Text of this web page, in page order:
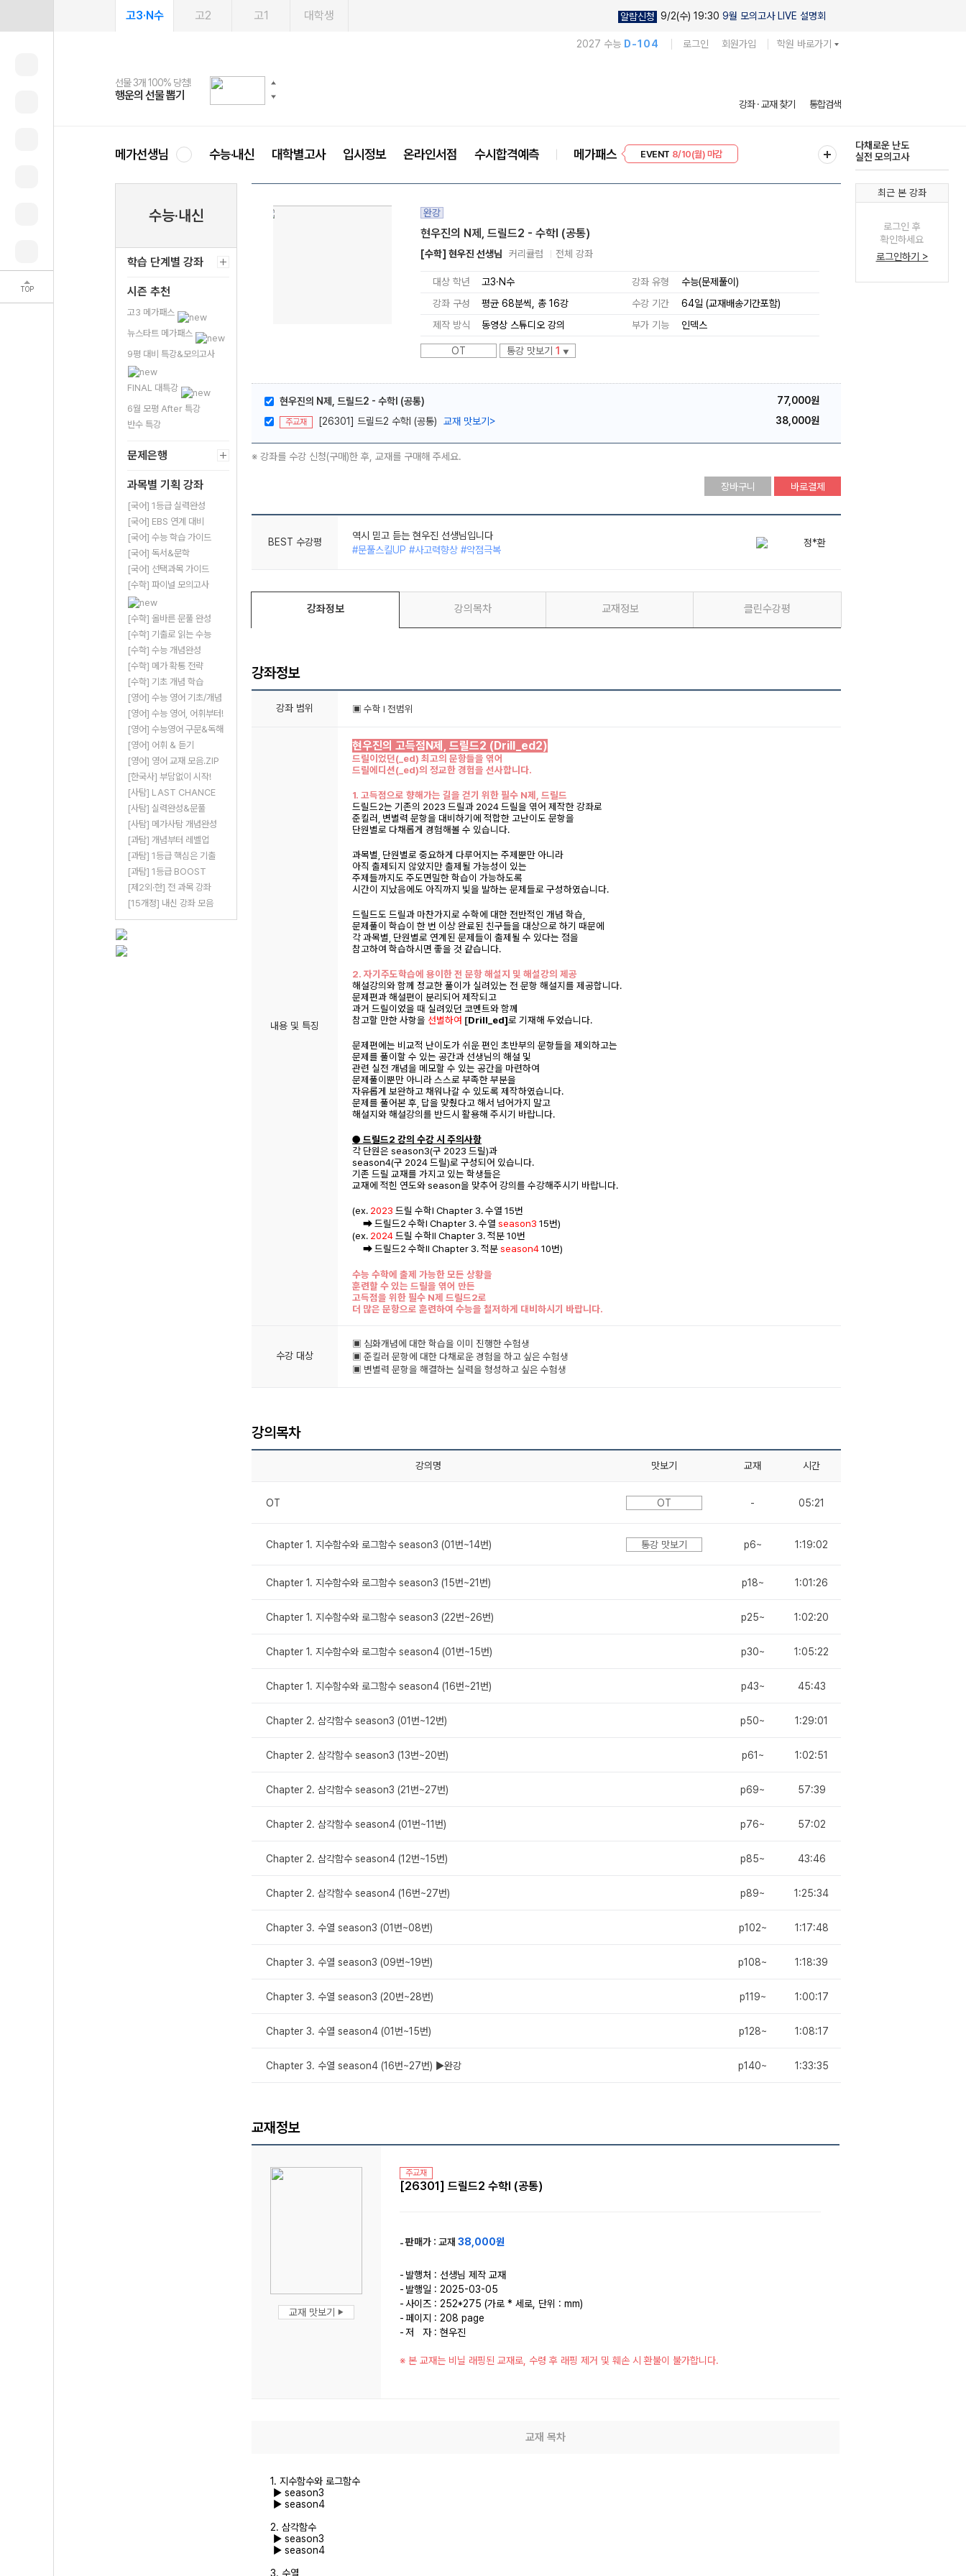
TOP
고3·N수 고2 고1 대학생 알람신청 9/2(수) 19:30 9월 모의고사 LIVE 설명회
2027 수능 D-104 로그인 회원가입 학원 바로가기
메가스터디
선물 3개 100% 당첨!
행운의 선물 뽑기
선물 100% 증정!
메가스터디 X 올리브
여름방학 스터디 캐시백
메가런 썸머스쿨
2027 러셀 단과
강사 공개선발
스마트러닝앱
설문 EVENT
메가패스
3일 무료 체험권
메가패스 수강생 무료혜택!
메가클럽 멤버십
사회공헌 캠페인
희망이룸 메가나눔
강좌 · 교재 찾기 통합검색
메가선생님 수능·내신 대학별고사 입시정보 온라인서점 수시합격예측 메가패스
EVENT 8/10(월) 마감
다채로운 난도
실전 모의고사
수능·내신
학습 단계별 강좌
시즌 추천
고3 메가패스
뉴스타트 메가패스
9평 대비 특강&모의고사
FINAL 대특강
6월 모평 After 특강
반수 특강
문제은행
과목별 기획 강좌
[국어] 1등급 실력완성
[국어] EBS 연계 대비
[국어] 수능 학습 가이드
[국어] 독서&문학
[국어] 선택과목 가이드
[수학] 파이널 모의고사
[수학] 올바른 문풀 완성
[수학] 기출로 읽는 수능
[수학] 수능 개념완성
[수학] 메가 확통 전략
[수학] 기초 개념 학습
[영어] 수능 영어 기초/개념
[영어] 수능 영어, 어휘부터!
[영어] 수능영어 구문&독해
[영어] 어휘 & 듣기
[영어] 영어 교재 모음.ZIP
[한국사] 부담없이 시작!
[사탐] LAST CHANCE
[사탐] 실력완성&문풀
[사탐] 메가사탐 개념완성
[과탐] 개념부터 레벨업
[과탐] 1등급 핵심은 기출
[과탐] 1등급 BOOST
[제2외·한] 전 과목 강좌
[15개정] 내신 강좌 모음
완강
현우진의 N제, 드릴드2 - 수학l (공통)
[수학] 현우진 선생님 커리큘럼 전체 강좌
대상 학년 고3·N수 강좌 유형
수능(문제풀이)
강좌 구성
평균 68분씩, 총 16강 수강 기간
64일 (교재배송기간포함)
제작 방식
동영상 스튜디오 강의 부가 기능 인덱스
OT 통강 맛보기 1 ▼
현우진의 N제, 드릴드2 - 수학l (공통) 77,000원
주교재 [26301] 드릴드2 수학Ⅰ (공통) 교재 맛보기 > 38,000원
※ 강좌를 수강 신청(구매)한 후, 교재를 구매해 주세요.
장바구니 바로결제
BEST 수강평
역시 믿고 듣는 현우진 선생님입니다
#문풀스킬UP #사고력향상 #약점극복
정*환
역시 믿고 듣는 현우진 선생님입니다
#문풀스킬UP #사고력향상 #약점극복
강좌정보 강의목차 교재정보 클린수강평
강좌정보
강좌 범위 ▣ 수학 l 전범위
내용 및 특징
현우진의 고득점N제, 드릴드2 (Drill_ed2)
드릴이었던(_ed) 최고의 문항들을 엮어
드릴에디션(_ed)의 정교한 경험을 선사합니다.
1. 고득점으로 향해가는 길을 걷기 위한 필수 N제, 드릴드
드릴드2는 기존의 2023 드릴과 2024 드릴을 엮어 제작한 강좌로
준킬러, 변별력 문항을 대비하기에 적합한 고난이도 문항을
단원별로 다채롭게 경험해볼 수 있습니다.
과목별, 단원별로 중요하게 다루어지는 주제뿐만 아니라
아직 출제되지 않았지만 출제될 가능성이 있는
주제들까지도 주도면밀한 학습이 가능하도록
시간이 지났음에도 아직까지 빛을 발하는 문제들로 구성하였습니다.
드릴드도 드릴과 마찬가지로 수학에 대한 전반적인 개념 학습,
문제풀이 학습이 한 번 이상 완료된 친구들을 대상으로 하기 때문에
각 과목별, 단원별로 연계된 문제들이 출제될 수 있다는 점을
참고하여 학습하시면 좋을 것 같습니다.
2. 자기주도학습에 용이한 전 문항 해설지 및 해설강의 제공
해설강의와 함께 정교한 풀이가 실려있는 전 문항 해설지를 제공합니다.
문제편과 해설편이 분리되어 제작되고
과거 드릴이었을 때 실려있던 코멘트와 함께
참고할 만한 사항을 선별하여 [Drill_ed]로 기재해 두었습니다.
문제편에는 비교적 난이도가 쉬운 편인 초반부의 문항들을 제외하고는
문제를 풀이할 수 있는 공간과 선생님의 해설 및
관련 실전 개념을 메모할 수 있는 공간을 마련하여
문제풀이뿐만 아니라 스스로 부족한 부분을
자유롭게 보완하고 채워나갈 수 있도록 제작하였습니다.
문제를 풀어본 후, 답을 맞췄다고 해서 넘어가지 말고
해설지와 해설강의를 반드시 활용해 주시기 바랍니다.
● 드릴드2 강의 수강 시 주의사항
각 단원은 season3(구 2023 드릴)과
season4(구 2024 드릴)로 구성되어 있습니다.
기존 드릴 교재를 가지고 있는 학생들은
교재에 적힌 연도와 season을 맞추어 강의를 수강해주시기 바랍니다.
(ex. 2023 드릴 수학Ⅰ Chapter 3. 수열 15번
➡ 드릴드2 수학Ⅰ Chapter 3. 수열 season3 15번)
(ex. 2024 드릴 수학Ⅱ Chapter 3. 적분 10번
➡ 드릴드2 수학Ⅱ Chapter 3. 적분season410번)
수능 수학에 출제 가능한 모든 상황을
훈련할 수 있는 드릴을 엮어 만든
고득점을 위한 필수 N제 드릴드2로
더 많은 문항으로 훈련하여 수능을 철저하게 대비하시기 바랍니다.
수강 대상
▣ 심화개념에 대한 학습을 이미 진행한 수험생
▣ 준킬러 문항에 대한 다채로운 경험을 하고 싶은 수험생
▣ 변별력 문항을 해결하는 실력을 형성하고 싶은 수험생
강의목차
강의명 맛보기 교재 시간
OT OT - 05:21
Chapter 1. 지수함수와 로그함수 season3 (01번~14번) 통강 맛보기 p6~ 1:19:02
Chapter 1. 지수함수와 로그함수 season3 (15번~21번) p18~ 1:01:26
Chapter 1. 지수함수와 로그함수 season3 (22번~26번) p25~ 1:02:20
Chapter 1. 지수함수와 로그함수 season4 (01번~15번) p30~ 1:05:22
Chapter 1. 지수함수와 로그함수 season4 (16번~21번) p43~ 45:43
Chapter 2. 삼각함수 season3 (01번~12번) p50~ 1:29:01
Chapter 2. 삼각함수 season3 (13번~20번) p61~ 1:02:51
Chapter 2. 삼각함수 season3 (21번~27번) p69~ 57:39
Chapter 2. 삼각함수 season4 (01번~11번) p76~ 57:02
Chapter 2. 삼각함수 season4 (12번~15번) p85~ 43:46
Chapter 2. 삼각함수 season4 (16번~27번) p89~ 1:25:34
Chapter 3. 수열 season3 (01번~08번) p102~ 1:17:48
Chapter 3. 수열 season3 (09번~19번) p108~ 1:18:39
Chapter 3. 수열 season3 (20번~28번) p119~ 1:00:17
Chapter 3. 수열 season4 (01번~15번) p128~ 1:08:17
Chapter 3. 수열 season4 (16번~27번) ▶완강 p140~ 1:33:35
교재정보
교재 맛보기 ▶
주교재
[26301] 드릴드2 수학Ⅰ (공통)
판매가 : 교재 38,000원
발행처 : 선생님 제작 교재
발행일 : 2025-03-05
사이즈 : 252*275 (가로 * 세로, 단위 : mm)
페이지 : 208 page
저 자 : 현우진
※ 본 교재는 비닐 래핑된 교재로, 수령 후 래핑 제거 및 훼손 시 환불이 불가합니다.
교재 목차
1. 지수함수와 로그함수
▶ season3
▶ season4
2. 삼각함수
▶ season3
▶ season4
3. 수열
최근 본 강좌
로그인 후
확인하세요
로그인하기 >